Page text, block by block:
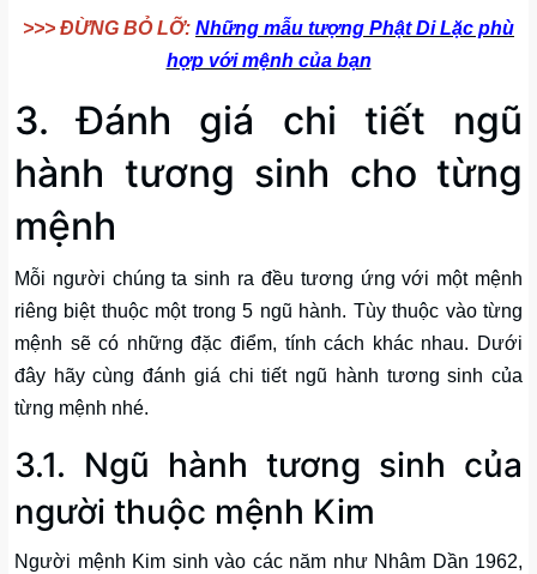
>>> ĐỪNG BỎ LỠ: Những mẫu tượng Phật Di Lặc phù
hợp với mệnh của bạn
3. Đánh giá chi tiết ngũ
hành tương sinh cho từng
mệnh
Mỗi người chúng ta sinh ra đều tương ứng với một mệnh
riêng biệt thuộc một trong 5 ngũ hành. Tùy thuộc vào từng
mệnh sẽ có những đặc điểm, tính cách khác nhau. Dưới
đây hãy cùng đánh giá chi tiết ngũ hành tương sinh của
từng mệnh nhé.
3.1. Ngũ hành tương sinh của
người thuộc mệnh Kim
Người mệnh Kim sinh vào các năm như Nhâm Dần 1962,